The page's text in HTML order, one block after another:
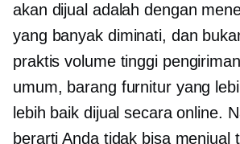
akan dijual adalah dengan
yang banyak diminati, dan
praktisvolume tinggi
umum, barang furnitur yang
lebih baik dijual secara online.
berarti Anda tidak bisa menjual